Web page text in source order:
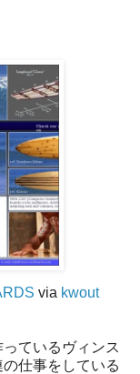
via kwout
ているヴィンス
仕事をしている